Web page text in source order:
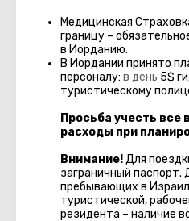
Медицинская
границу –
в Иорданию.
В Иордании принято
персоналу: в день 5$
туристическому
Проcьба учесть
расходы при
Внимание!Для
заграничный паспорт.
пребывающих в
туристической,
резидента – наличие